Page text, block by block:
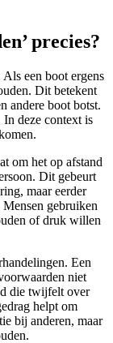
precies?
een boot ergens
Dit betekent
andere boot botst.
deze context is
om het op afstand
Dit gebeurt
maar eerder
gebruiken
of druk willen
Een
niet
die twijfelt over
helpt om
bij anderen, maar